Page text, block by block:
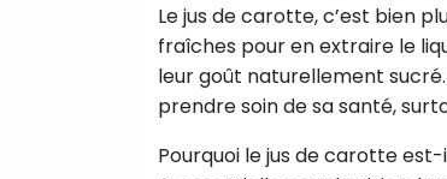
Le jus de carotte, c’est bien
fraîches pour en extraire le
leur goût naturellement
prendre soin de sa santé,
Pourquoi le jus de carotte